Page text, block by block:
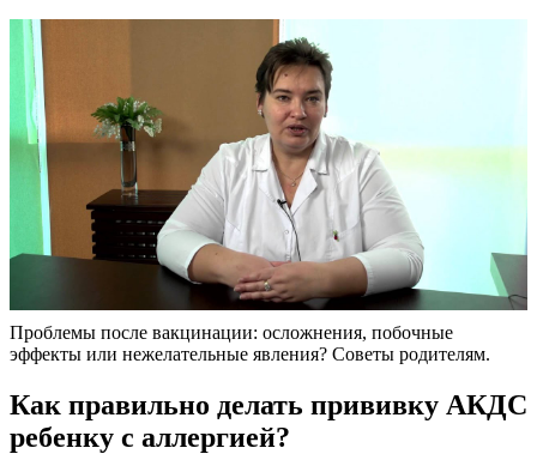
Проблемы после вакцинации: осложнения, побочные
эффекты или нежелательные явления? Советы родителям.
Как правильно делать прививку АКДС
ребенку с аллергией?